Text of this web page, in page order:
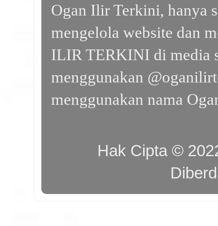
Ogan Ilir Terkini, hanya
mengelola website dan
ILIR TERKINI di media
menggunakan
menggunakan nama
Hak Cipta ©